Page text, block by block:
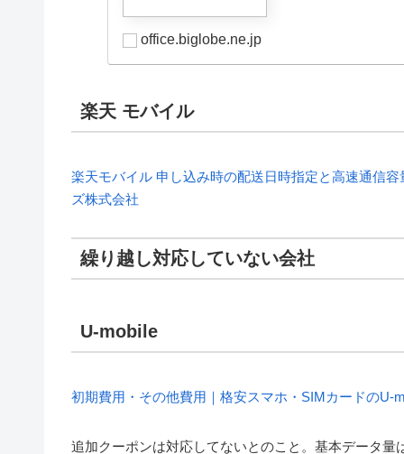
office.biglobe.ne.jp
楽天 モバイル
楽天モバイル 申し込み時の配送日時指定と高速通信
ズ株式会社
繰り越し対応していない会社
U-mobile
初期費用・その他費用｜格安スマホ・SIMカードのU-
追加クーポンは対応してないとのこと。基本データ量